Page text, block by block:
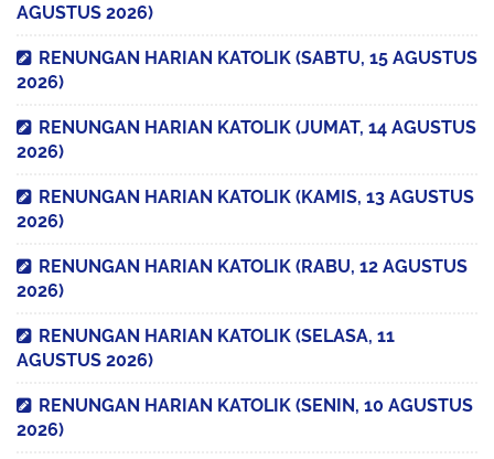
AGUSTUS 2026)
RENUNGAN HARIAN KATOLIK (SABTU, 15 AGUSTUS
2026)
RENUNGAN HARIAN KATOLIK (JUMAT, 14 AGUSTUS
2026)
RENUNGAN HARIAN KATOLIK (KAMIS, 13 AGUSTUS
2026)
RENUNGAN HARIAN KATOLIK (RABU, 12 AGUSTUS
2026)
RENUNGAN HARIAN KATOLIK (SELASA, 11
AGUSTUS 2026)
RENUNGAN HARIAN KATOLIK (SENIN, 10 AGUSTUS
2026)